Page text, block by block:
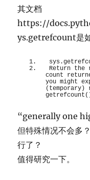
其文档
https://
ys.getrefcount是
Return the
count
you might
(temporary)
“generally one
但特殊情况不会多
行了？
值得研究一下。